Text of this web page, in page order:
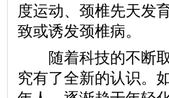
度运动、颈椎先天发
致或诱发颈椎病。
随着科技的不断取
究有了全新的认识。